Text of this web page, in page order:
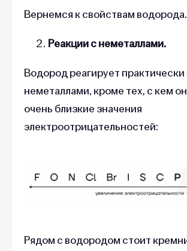
Вернемся к свойствам водорода.
Реакции с неметаллами.
Водород реагирует
неметаллами, кроме тех, с кем
очень близкие значения
электроотрицательностей:
Рядом с водородом стоит